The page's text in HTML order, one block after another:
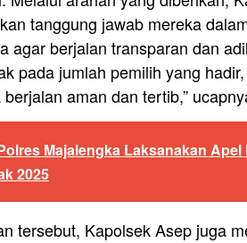
tanggung jawab mereka
agar berjalan transparan dan
pada jumlah pemilih yang
aman dan tertib,”
Majalengka Laksanakan
2025
tersebut, Kapolsek Asep juga